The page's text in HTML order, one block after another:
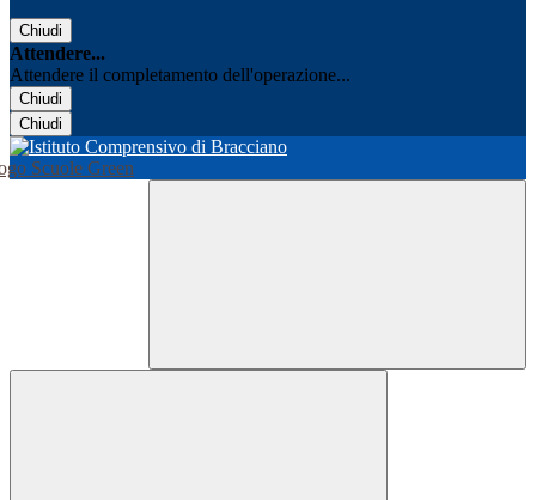
Chiudi
Attendere...
Attendere il completamento dell'operazione...
Chiudi
Chiudi